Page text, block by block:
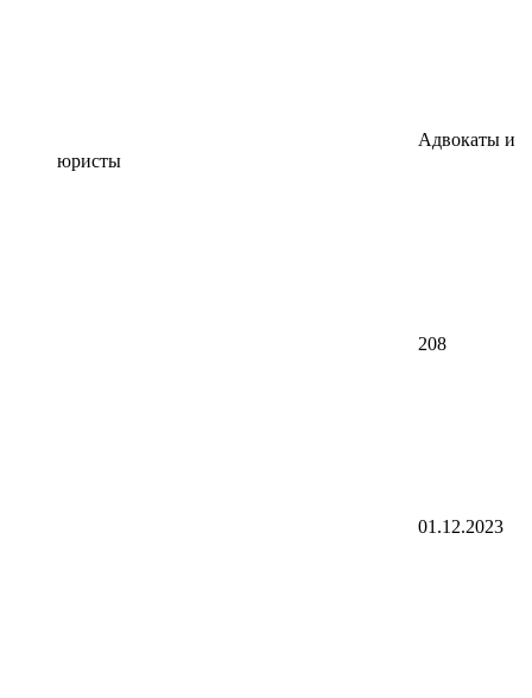
Адвокаты и
юристы
208
01.12.2023